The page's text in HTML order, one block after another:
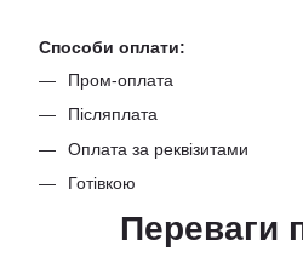
Способи оплати:
Пром-оплата
Післяплата
Оплата за реквізитами
Готівкою
Переваги